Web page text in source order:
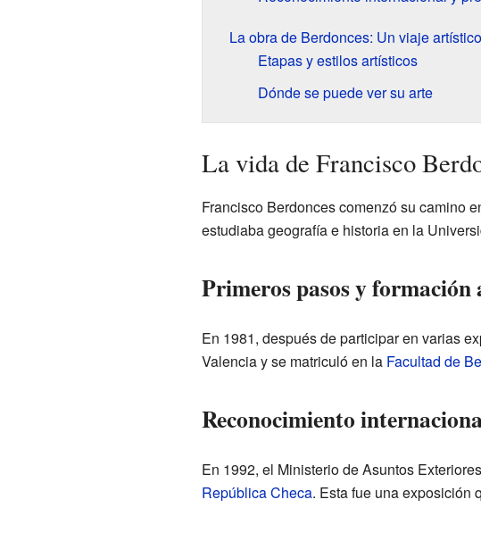
La obra de Berdonces: Un viaje artístico
Etapas y estilos artísticos
Dónde se puede ver su arte
La vida de Francisco
Francisco Berdonces comenzó su camino
estudiaba geografía e historia en la
Primeros pasos y
En 1981, después de participar en varias
Valencia y se matriculó en la Facultad de
Reconocimiento
En 1992, el Ministerio de Asuntos
República Checa. Esta fue una exposición